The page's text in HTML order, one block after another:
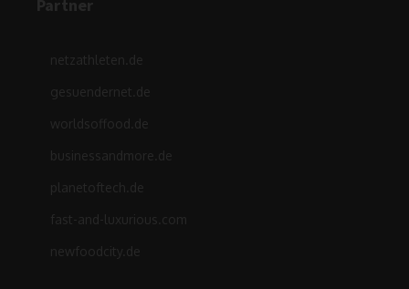
Partner
netzathleten.de
gesuendernet.de
worldsoffood.de
businessandmore.de
planetoftech.de
fast-and-luxurious.com
newfoodcity.de